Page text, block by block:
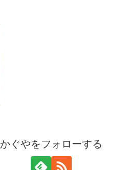
かぐやをフォローする